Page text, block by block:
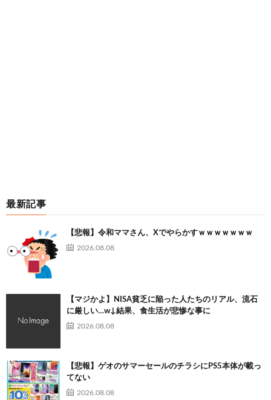
最新記事
【悲報】令和ママさん、Xでやらかすｗｗｗｗｗｗｗ
2026.08.08
【マジかよ】NISA貧乏に陥った人たちのリアル、流石
に厳しい…w↓結果、食生活が悲惨な事に
2026.08.08
【悲報】ゲオのサマーセールのチラシにPS5本体が載っ
てない
2026.08.08